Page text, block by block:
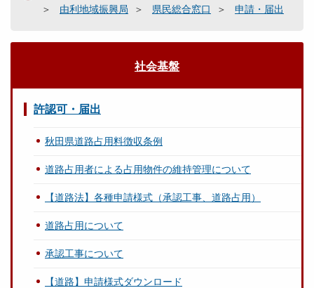
由利地域振興局
県民総合窓口 申請・届出
社会基盤
許認可・届出
秋田県道路占用料徴収条例
道路占用者による占用物件の維持管理について
【道路法】各種申請様式（承認工事、道路占用）
道路占用について
承認工事について
【道路】申請様式ダウンロード